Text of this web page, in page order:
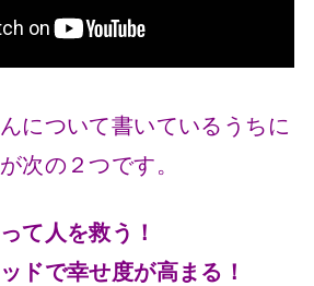
について書いているうちに
次の２つです。
て人を救う！
ドで幸せ度が高まる！